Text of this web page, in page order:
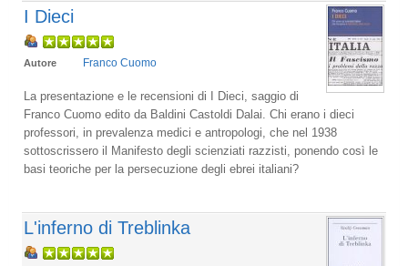
I Dieci
Autore Franco Cuomo
La presentazione e le recensioni di I Dieci, saggio di
Franco Cuomo edito da Baldini Castoldi Dalai. Chi erano i dieci
professori, in prevalenza medici e antropologi, che nel 1938
sottoscrissero il Manifesto degli scienziati razzisti, ponendo così le
basi teoriche per la persecuzione degli ebrei italiani?
L'inferno di Treblinka